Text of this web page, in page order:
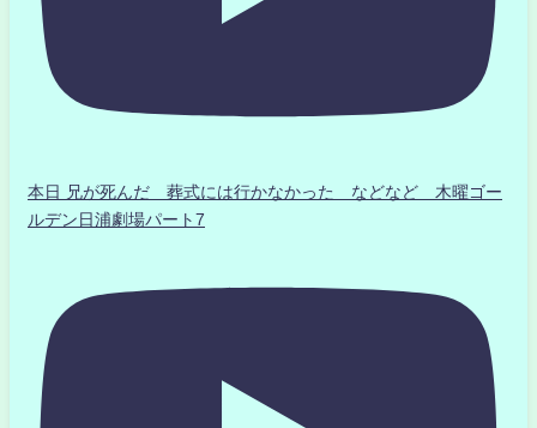
本日 兄が死んだ 葬式には行かなかった などなど 木曜ゴー
ルデン日浦劇場パート7